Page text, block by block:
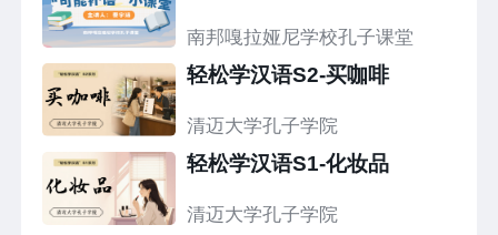
南邦嘎拉娅尼学校孔子课堂
轻松学汉语S2-买咖啡
清迈大学孔子学院
轻松学汉语S1-化妆品
清迈大学孔子学院